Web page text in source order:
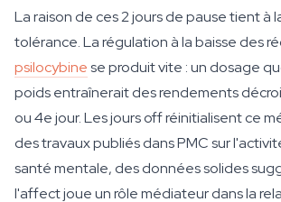
La raison de ces 2 jours de pause tient à
tolérance. La régulation à la baisse des
psilocybinese produit vite : un dosage
poids entraînerait des rendements
ou 4e jour. Les jours off réinitialisent ce
des travaux publiés dans PMC sur
santé mentale, des données solides
l'affect joue un rôle médiateur dans la